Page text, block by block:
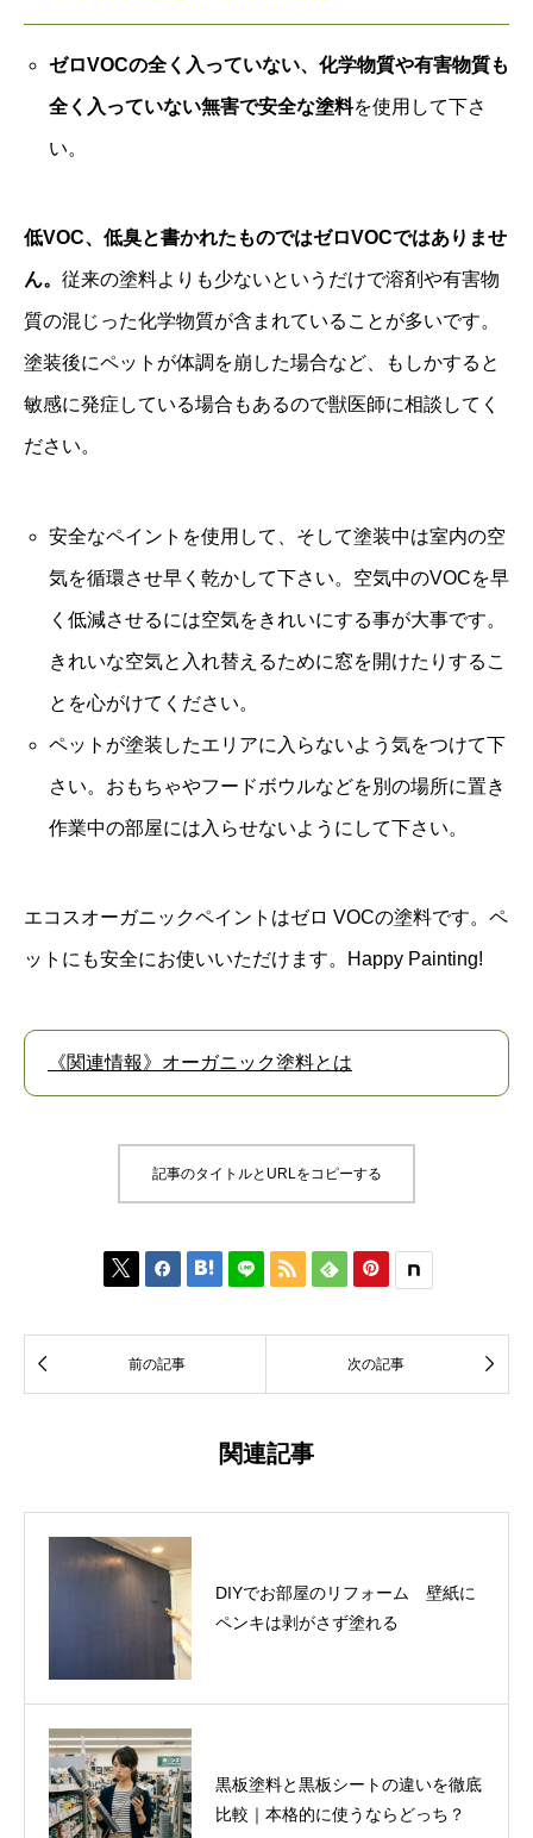
ゼロVOCの全く入っていない、化学物質や有害物質も
全く入っていない無害で安全な塗料を使用して下さ
い。
低VOC、低臭と書かれたものではゼロVOCではありませ
ん。 従来の塗料よりも少ないというだけで溶剤や有害物
質の混じった化学物質が含まれていることが多いです。
塗装後にペットが体調を崩した場合など、もしかすると
敏感に発症している場合もあるので獣医師に相談してく
ださい。
安全なペイントを使用して、そして塗装中は室内の空
気を循環させ早く乾かして下さい。空気中のVOCを早
く低減させるには空気をきれいにする事が大事です。
きれいな空気と入れ替えるために窓を開けたりするこ
とを心がけてください。
ペットが塗装したエリアに入らないよう気をつけて下
さい。おもちゃやフードボウルなどを別の場所に置き
作業中の部屋には入らせないようにして下さい。
エコスオーガニックペイント はゼロ VOCの塗料です。ペ
ットにも安全にお使いいただけます。Happy Painting!
《関連情報》オーガニック塗料とは
記事のタイトルとURLをコピーする
     
 前の記事 次の記事 
関連記事
DIYでお部屋のリフォーム 壁紙に
ペンキは剥がさず塗れる
黒板塗料と黒板シートの違いを徹底
比較｜本格的に使うならどっち？